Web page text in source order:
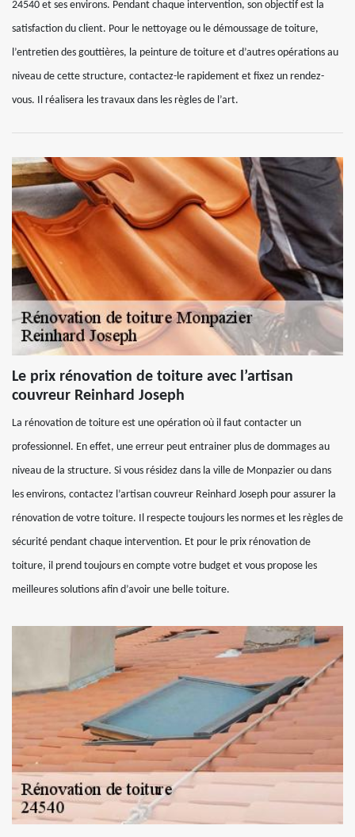
24540 et ses environs. Pendant chaque intervention, son objectif est la
satisfaction du client. Pour le nettoyage ou le démoussage de toiture,
l’entretien des gouttières, la peinture de toiture et d’autres opérations au
niveau de cette structure, contactez-le rapidement et fixez un rendez-
vous. Il réalisera les travaux dans les règles de l’art.
Le prix rénovation de toiture avec l’artisan
couvreur Reinhard Joseph
La rénovation de toiture est une opération où il faut contacter un
professionnel. En effet, une erreur peut entrainer plus de dommages au
niveau de la structure. Si vous résidez dans la ville de Monpazier ou dans
les environs, contactez l’artisan couvreur Reinhard Joseph pour assurer la
rénovation de votre toiture. Il respecte toujours les normes et les règles de
sécurité pendant chaque intervention. Et pour le prix rénovation de
toiture, il prend toujours en compte votre budget et vous propose les
meilleures solutions afin d’avoir une belle toiture.